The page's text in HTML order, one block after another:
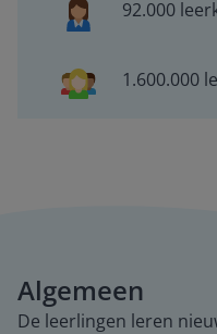
92.000
1.600.000
Algemeen
De leerlingen leren